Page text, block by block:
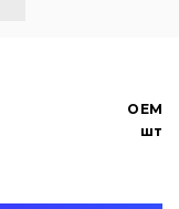
OEM
шт